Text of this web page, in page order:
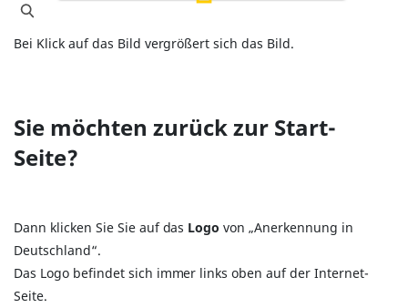
Bei Klick auf das Bild vergrößert sich das Bild.
Sie möchten zurück zur Start-
Seite?
Dann klicken Sie Sie auf das Logovon „Anerkennung in
Deutschland“.
Das Logo befindet sich immer links oben auf der Internet-
Seite.